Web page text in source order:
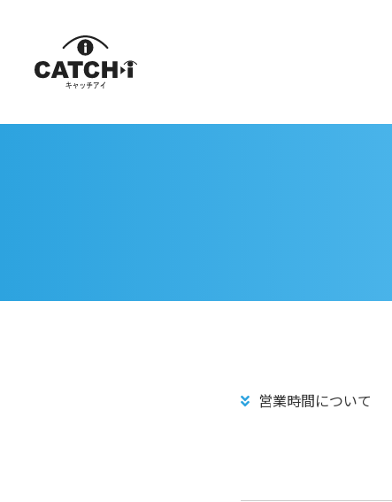
営業時間について